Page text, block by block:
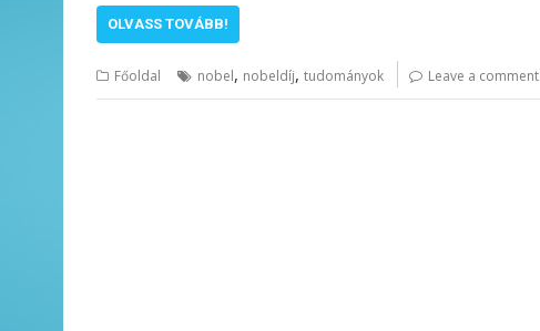
OLVASS TOVÁBB!
Főoldal nobel, nobeldíj, tudományok Leave a comment